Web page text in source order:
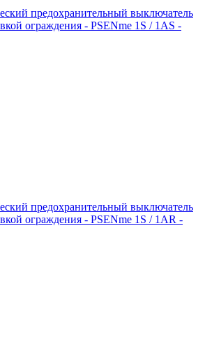
предохранительный выключатель
ограждения - PSENme 1S / 1AS -
предохранительный выключатель
ограждения - PSENme 1S / 1AR -